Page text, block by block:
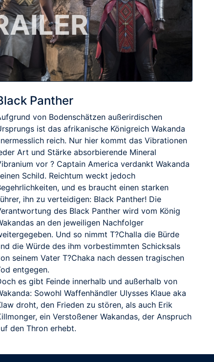
Panther
von Bodenschätzen außerirdischen
ist das afrikanische Königreich Wakanda
reich. Nur hier kommt das Vibrationen
Art und Stärke absorbierende Mineral
vor ? Captain America verdankt Wakanda
Schild. Reichtum weckt jedoch
und es braucht einen starken
ihn zu verteidigen: Black Panther! Die
des Black Panther wird vom König
an den jeweiligen Nachfolger
Und so nimmt T?Challa die Bürde
die Würde des ihm vorbestimmten Schicksals
seinem Vater T?Chaka nach dessen tragischen
entgegen.
es gibt Feinde innerhalb und außerhalb von
Sowohl Waffenhändler Ulysses Klaue aka
droht, den Frieden zu stören, als auch Erik
ein Verstoßener Wakandas, der Anspruch
den Thron erhebt.